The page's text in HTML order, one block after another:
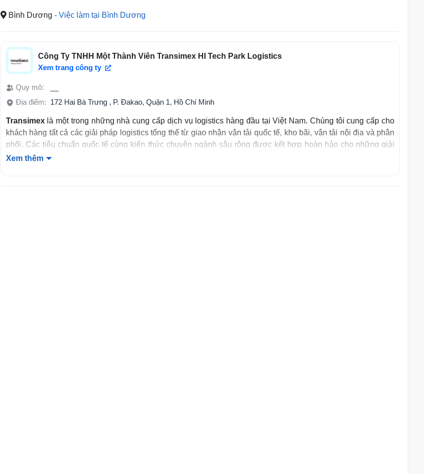
Bình Dương - Việc làm tại Bình Dương
Công Ty TNHH Một Thành Viên Transimex HI Tech Park Logistics
Xem trang công ty
Quy mô:
Địa điểm: 172 Hai Bà Trưng , P. Đakao, Quận 1, Hồ Chí Minh
Transimexlà một trong những nhà cung cấp dịch vụ logistics hàng đầu tại Việt Nam. Chúng tôi cung cấp cho
khách hàng tất cả các giải pháp logistics tổng thể từ giao nhận vận tải quốc tế, kho bãi, vận tải nội địa và phân
phối. Các tiêu chuẩn quốc tế cùng kiến thức chuyên ngành sâu rộng được kết hợp hoàn hảo cho những giải
pháp tối ưu giúp đẩy mạnh tính hiệu quả và đón đầu các nhu cầu thị trường
Xem thêm